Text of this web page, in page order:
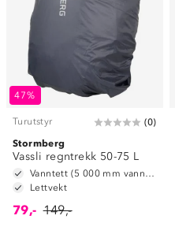
47%
Turutstyr (0)
Stormberg
Vassli regntrekk 50-75 L
Lettvekt
79,- 149,-